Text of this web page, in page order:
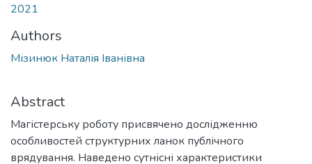
2021
Authors
Мізинюк Наталія Іванівна
Abstract
Магістерську роботу присвячено дослідженню
особливостей структурних ланок публічного
врядування. Наведено сутнісні характеристики